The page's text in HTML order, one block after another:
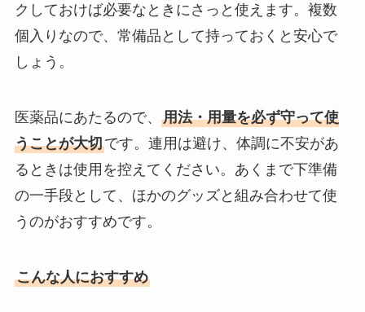
クしておけば必要なときにさっと使えます。複数
個入りなので、常備品として持っておくと安心で
しょう。
医薬品にあたるので、 用法・用量を必ず守って使
うことが大切です。連用は避け、体調に不安があ
るときは使用を控えてください。あくまで下準備
の一手段として、ほかのグッズと組み合わせて使
うのがおすすめです。
こんな人におすすめ